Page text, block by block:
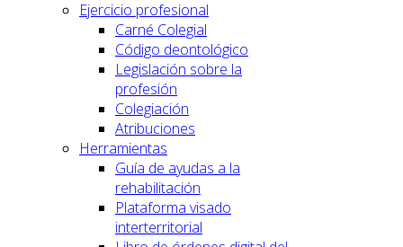
Ejercicio profesional
Carné Colegial
Código deontológico
Legislación sobre la
profesión
Colegiación
Atribuciones
Herramientas
Guía de ayudas a la
rehabilitación
Plataforma visado
interterritorial